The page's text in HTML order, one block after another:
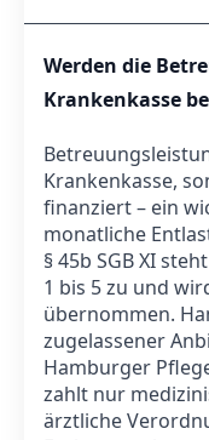
Werden die
Krankenkasse
Krankenkasse,
finanziert – ein
monatliche
§ 45b SGB XI
1 bis 5 zu und
übernommen.
zugelassener
Hamburger
zahlt nur
ärztliche